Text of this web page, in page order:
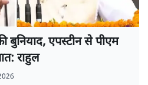
बुनियाद, एपस्टीन से पीएम
राहुल